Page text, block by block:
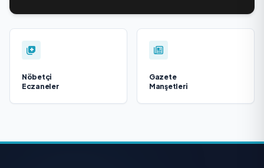
Nöbetçi
Eczaneler
Gazete
Manşetleri